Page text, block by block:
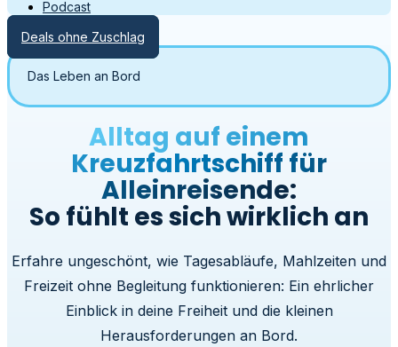
Podcast
Deals ohne Zuschlag
Das Leben an Bord
Alltag auf einem
Kreuzfahrtschiff für
Alleinreisende:
So fühlt es sich wirklich an
Erfahre ungeschönt, wie Tagesabläufe, Mahlzeiten und
Freizeit ohne Begleitung funktionieren: Ein ehrlicher
Einblick in deine Freiheit und die kleinen
Herausforderungen an Bord.